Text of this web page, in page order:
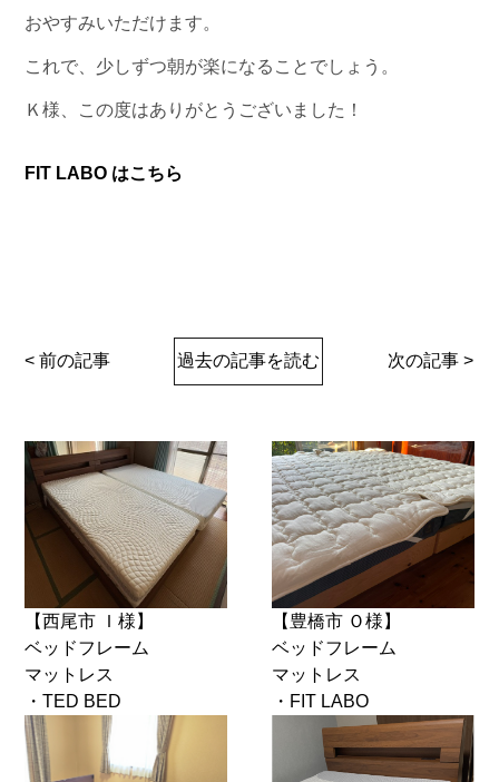
おやすみいただけます。
これで、少しずつ朝が楽になることでしょう。
Ｋ様、この度はありがとうございました！
FIT LABO はこちら
< 前の記事 過去の記事を読む 次の記事 >
【西尾市 Ｉ様】
ベッドフレーム
マットレス
・TED BED
【豊橋市 Ｏ様】
ベッドフレーム
マットレス
・FIT LABO